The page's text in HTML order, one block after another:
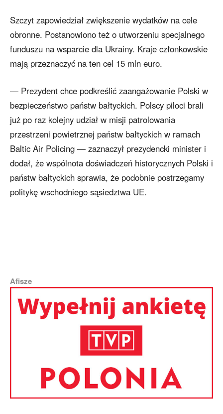
Szczyt zapowiedział zwiększenie wydatków na cele
obronne. Postanowiono też o utworzeniu specjalnego
funduszu na wsparcie dla Ukrainy. Kraje członkowskie
mają przeznaczyć na ten cel 15 mln euro.
— Prezydent chce podkreślić zaangażowanie Polski w
bezpieczeństwo państw bałtyckich. Polscy piloci brali
już po raz kolejny udział w misji patrolowania
przestrzeni powietrznej państw bałtyckich w ramach
Baltic Air Policing — zaznaczył prezydencki minister i
dodał, że wspólnota doświadczeń historycznych Polski i
państw bałtyckich sprawia, że podobnie postrzegamy
politykę wschodniego sąsiedztwa UE.
Afisze